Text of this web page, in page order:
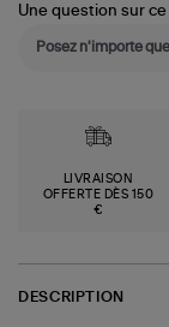
Une question sur
LIVRAISON
OFFERTE DÈS 150
€
DESCRIPTION